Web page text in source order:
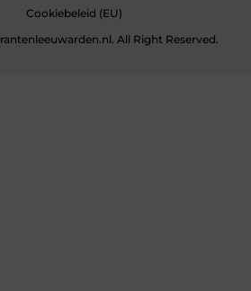
Cookiebeleid (EU)
All Right Reserved.